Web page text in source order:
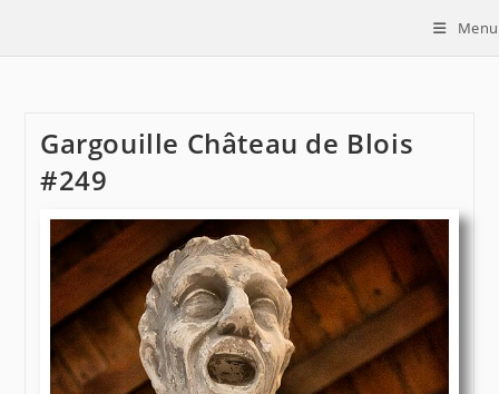
Menu
Gargouille Château de Blois
#249